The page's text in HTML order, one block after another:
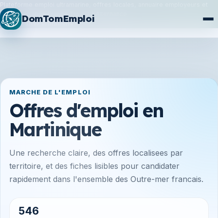
Plateforme emploi ultramarine, offres locales, annuaire employeurs et
synchronisation France Travail / Alternance.
Plan du siteFormations
DomTomEmploi
MARCHE DE L'EMPLOI
Offres d'emploi en
Martinique
Une recherche claire, des offres localisees par
territoire, et des fiches lisibles pour candidater
rapidement dans l'ensemble des Outre-mer francais.
546